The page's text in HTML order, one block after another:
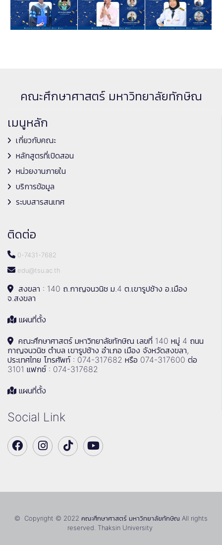
คณะศึกษาศาสตร์ มหาวิทยาลัยทักษิณ
เมนูหลัก
เกี่ยวกับคณะ
หลักสูตรที่เปิดสอน
หน่วยงานภายใน
บริการข้อมูล
ระบบสารสนเทศ
ติดต่อ
0-7431-7682
edu@tsu.ac.th
สงขลา : 140 ถ.กาญจนวนิช ม.4 ต.เขารูปช้าง อ.เมือง
จ.สงขลา
แผนที่ตั้ง
คณะศึกษาศาสตร์ มหาวิทยาลัยทักษิณ เลขที่ 140 หมู่ 4 ถนน
กาญจนวนิช ตำบล เขารูปช้าง อำเภอ เมือง จังหวัดสงขลา,
ประเทศไทย โทรศัพท์ : 074-317682 หรือ 074-317600 ต่อ
3101 แฟกซ์ : 074-317682
แผนที่ตั้ง
Social Link
© Copyright © 2022 คณะศึกษาศาสตร์ มหาวิทยาลัยทักษิณ All rights
reserved. Thaksin University